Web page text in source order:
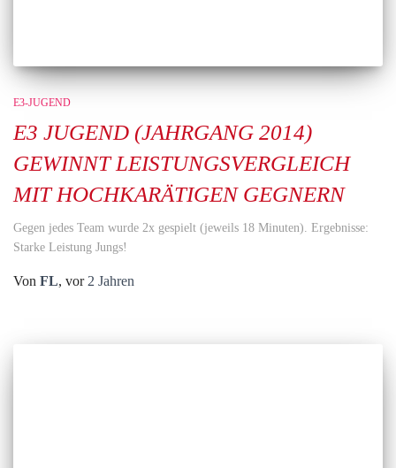
E3-JUGEND
E3 JUGEND (JAHRGANG 2014)
GEWINNT LEISTUNGSVERGLEICH
MIT HOCHKARÄTIGEN GEGNERN
Gegen jedes Team wurde 2x gespielt (jeweils 18 Minuten). Ergebnisse:
Starke Leistung Jungs!
Von FL, vor 2 Jahren